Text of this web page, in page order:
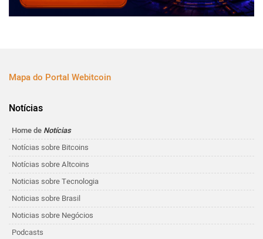
Mapa do Portal Webitcoin
Notícias
Home de Notícias
Notícias sobre Bitcoins
Notícias sobre Altcoins
Noticias sobre Tecnologia
Noticias sobre Brasil
Noticias sobre Negócios
Podcasts